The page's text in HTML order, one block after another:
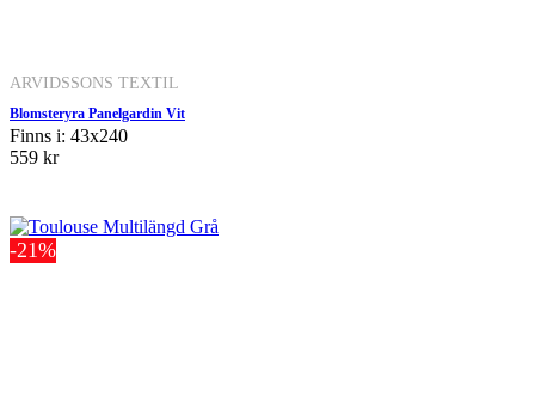
ARVIDSSONS TEXTIL
Blomsteryra Panelgardin Vit
Finns i: 43x240
559 kr
-21%